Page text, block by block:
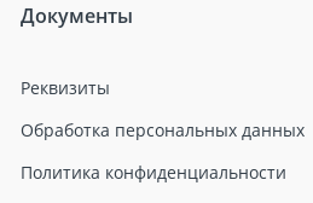
Документы
Реквизиты
Обработка персональных данных
Политика конфиденциальности